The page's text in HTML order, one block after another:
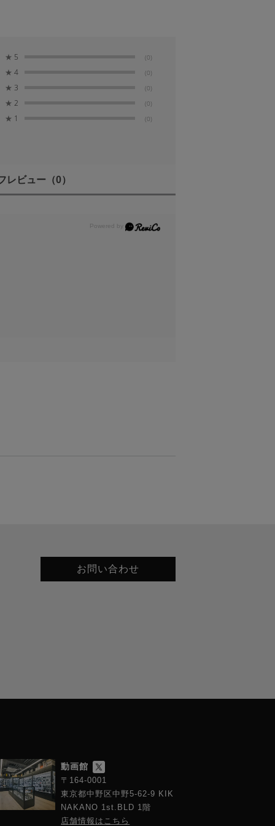
いますが、ほこりや水滴の侵入を完全に
★ 5 (0)
★ 4 (0)
★ 3 (0)
★ 2 (0)
★ 1 (0)
レビュー （0）
お問い合わせ
動画館
〒164-0001
東京都中野区中野5-62-9 KIK
NAKANO 1st.BLD 1階
店舗情報はこちら